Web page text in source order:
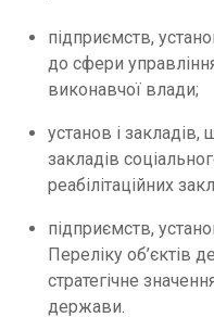
підприємств,
до сфери
виконавчої влади;
установ і закладів,
закладів
реабілітаційних
підприємств,
Переліку об’єктів
стратегічне
держави.